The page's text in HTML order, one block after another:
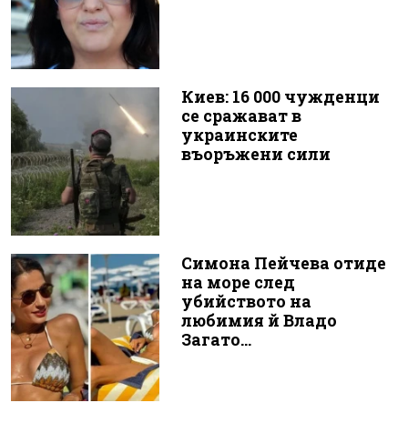
Киев: 16 000 чужденци
се сражават в
украинските
въоръжени сили
Симона Пейчева отиде
на море след
убийството на
любимия й Владо
Загато...